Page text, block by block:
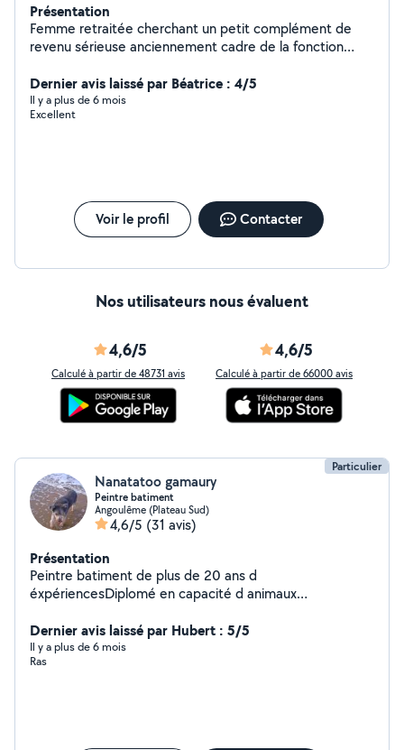
Présentation
Femme retraitée cherchant un petit complément de
revenu sérieuse anciennement cadre de la fonction
administratifs, secrétariat, aide juridique, garde animaux
, baby sitting, sorties véhiculées, livraison de courses,
heures de ménage, nettoyage.
Dernier avis laissé par Béatrice : 4/5
Il y a plus de 6 mois
Excellent
Voir le profil Contacter
Nos utilisateurs nous évaluent
4,6/5
Calculé à partir de 48731 avis
4,6/5
Calculé à partir de 66000 avis
Particulier
Nanatatoo gamaury
Peintre batiment
Angoulême (Plateau Sud)
4,6/5 (31 avis)
Présentation
Peintre batiment de plus de 20 ans d
éxpériencesDiplomé en capacité d animaux
toutes propositionsA votre sérvice.
Dernier avis laissé par Hubert : 5/5
Il y a plus de 6 mois
Ras